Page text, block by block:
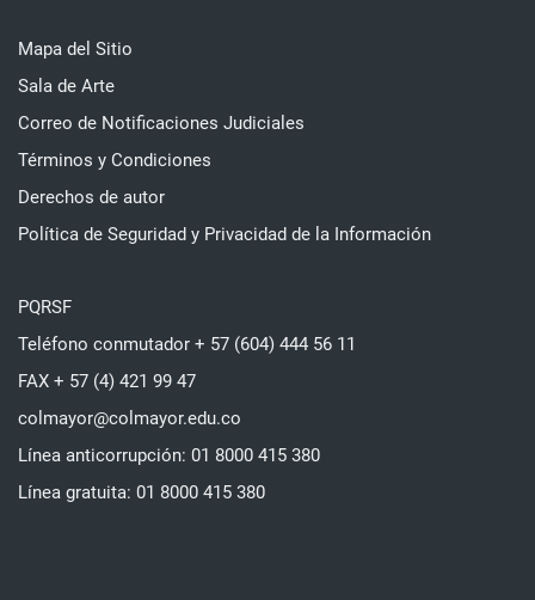
Mapa del Sitio
Sala de Arte
Correo de Notificaciones Judiciales
Términos y Condiciones
Derechos de autor
Política de Seguridad y Privacidad de la Información
PQRSF
Teléfono conmutador + 57 (604) 444 56 11
FAX + 57 (4) 421 99 47
colmayor@colmayor.edu.co
Línea anticorrupción: 01 8000 415 380
Línea gratuita: 01 8000 415 380